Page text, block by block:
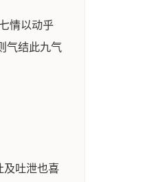
情以动乎
气结此九气
及吐泄也喜